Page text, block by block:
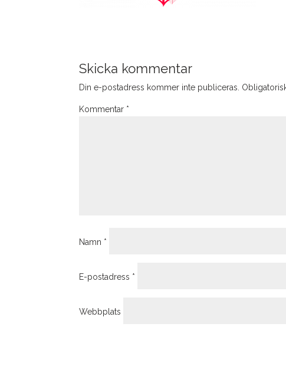
Skicka kommentar
Din e-postadress kommer inte publiceras.
Kommentar *
Namn *
E-postadress *
Webbplats